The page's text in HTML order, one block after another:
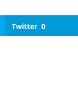
Twitter 0